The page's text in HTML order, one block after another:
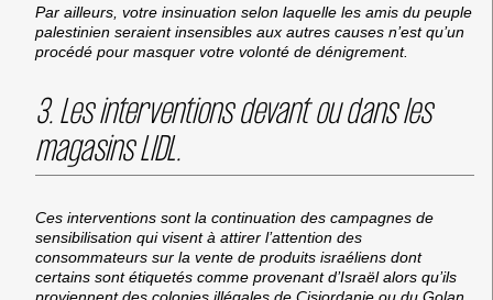
Par ailleurs, votre insinuation selon laquelle les amis du peuple
palestinien seraient insensibles aux autres causes n’est qu’un
procédé pour masquer votre volonté de dénigrement.
3. Les interventions devant ou dans les
magasins LIDL.
Ces interventions sont la continuation des campagnes de
sensibilisation qui visent à attirer l’attention des
consommateurs sur la vente de produits israéliens dont
certains sont étiquetés comme provenant d’Israël alors qu’ils
proviennent des colonies illégales de Cisjordanie ou du Golan.